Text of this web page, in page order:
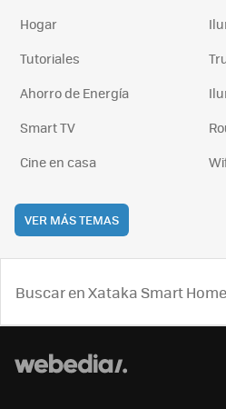
Hogar
Tutoriales
Ahorro de Energía
Smart TV
Cine en casa
VER MÁS TEMAS